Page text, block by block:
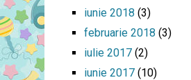
iunie 2018 (3)
februarie 2018 (3)
iulie 2017(2)
iunie 2017(10)